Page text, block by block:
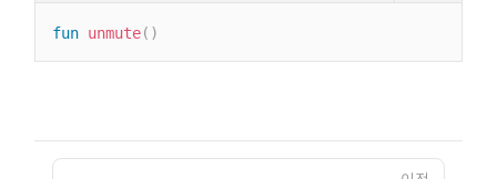
fun unmute( )